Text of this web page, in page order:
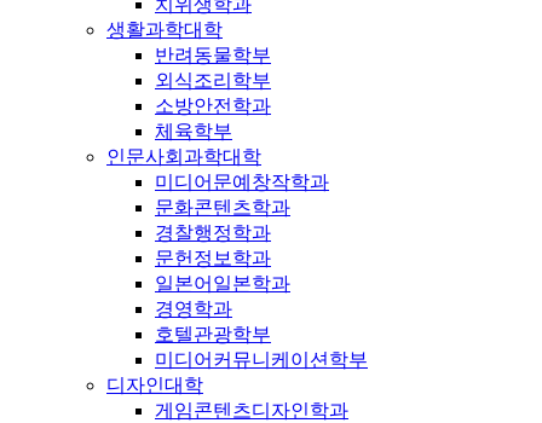
치위생학과
생활과학대학
반려동물학부
외식조리학부
소방안전학과
체육학부
인문사회과학대학
미디어문예창작학과
문화콘텐츠학과
경찰행정학과
문헌정보학과
일본어일본학과
경영학과
호텔관광학부
미디어커뮤니케이션학부
디자인대학
게임콘텐츠디자인학과